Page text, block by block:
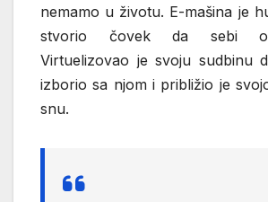
nemamo u životu. E-mašina je
stvorio čovek da sebi
Virtuelizovao je svoju sudbinu
izborio sa njom i približio je
snu.